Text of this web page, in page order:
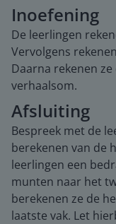
Inoefening
De leerlingen
Vervolgens
Daarna rekenen
verhaalsom.
Afsluiting
Bespreek met de
berekenen van de
leerlingen een
munten naar het
berekenen ze de
laatste vak. Let